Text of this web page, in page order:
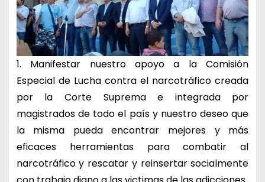
1. Manifestar nuestro apoyo a la Comisión
Especial de Lucha contra el narcotráfico creada
por la Corte Suprema e integrada por
magistrados de todo el país y nuestro deseo que
la misma pueda encontrar mejores y más
eficaces herramientas para combatir al
narcotráfico y rescatar y reinsertar socialmente